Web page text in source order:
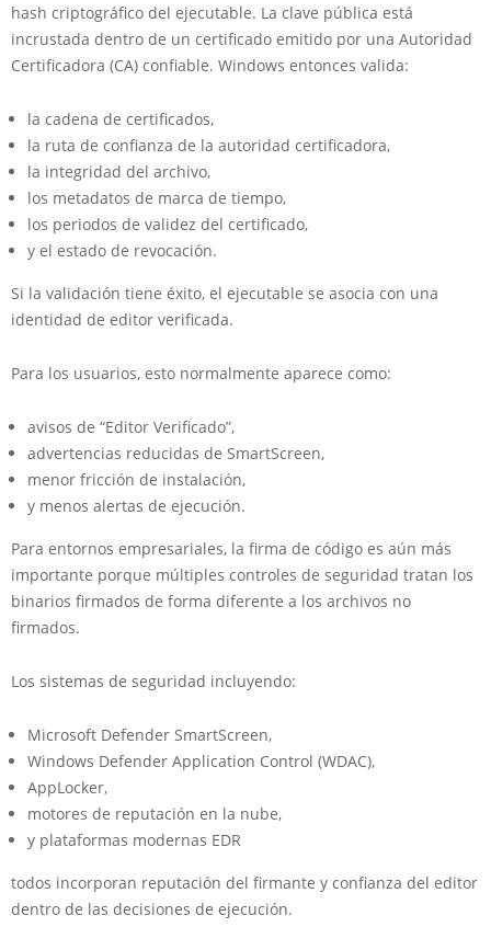
hash criptográfico del ejecutable. La clave pública está
incrustada dentro de un certificado emitido por una Autoridad
Certificadora (CA) confiable. Windows entonces valida:
la cadena de certificados,
la ruta de confianza de la autoridad certificadora,
la integridad del archivo,
los metadatos de marca de tiempo,
los periodos de validez del certificado,
y el estado de revocación.
Si la validación tiene éxito, el ejecutable se asocia con una
identidad de editor verificada.
Para los usuarios, esto normalmente aparece como:
avisos de “Editor Verificado”,
advertencias reducidas de SmartScreen,
menor fricción de instalación,
y menos alertas de ejecución.
Para entornos empresariales, la firma de código es aún más
importante porque múltiples controles de seguridad tratan los
binarios firmados de forma diferente a los archivos no
firmados.
Los sistemas de seguridad incluyendo:
Microsoft Defender SmartScreen,
Windows Defender Application Control (WDAC),
AppLocker,
motores de reputación en la nube,
y plataformas modernas EDR
todos incorporan reputación del firmante y confianza del editor
dentro de las decisiones de ejecución.